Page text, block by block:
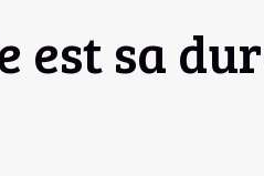
sa